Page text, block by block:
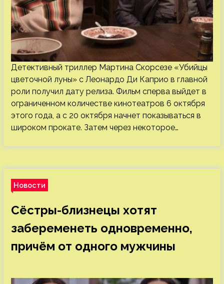
Детективный триллер Мартина Скорсезе «Убийцы
цветочной луны» с Леонардо Ди Каприо в главной
роли получил дату релиза. Фильм сперва выйдет в
ограниченном количестве кинотеатров 6 октября
этого года, а с 20 октября начнет показываться в
широком прокате. Затем через некоторое…
Новости
Сёстры-близнецы хотят
забеременеть одновременно,
причём от одного мужчины